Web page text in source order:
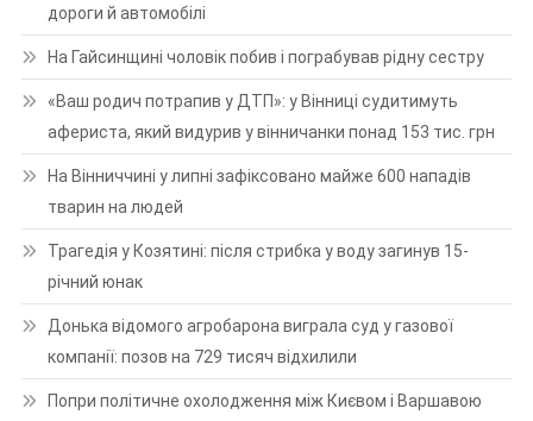
дороги й автомобілі
На Гайсинщині чоловік побив і пограбував рідну сестру
«Ваш родич потрапив у ДТП»: у Вінниці судитимуть
афериста, який видурив у вінничанки понад 153 тис. грн
На Вінниччині у липні зафіксовано майже 600 нападів
тварин на людей
Трагедія у Козятині: після стрибка у воду загинув 15-
річний юнак
Донька відомого агробарона виграла суд у газової
компанії: позов на 729 тисяч відхилили
Попри політичне охолодження між Києвом і Варшавою